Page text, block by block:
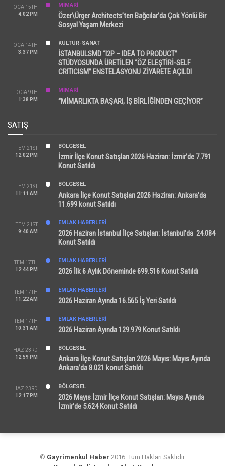
OCA 15TH
4:02 PM
MİMARİ
Özer\Ürger Architects’ten Bağcılar’da Çok Yönlü Bir
Sosyal Yaşam Merkezi
OCA 14TH
3:37 PM
KÜLTÜR-SANAT
İSTANBULSMD “I2P – IDEA TO PRODUCT”
STÜDYOSUNDA ÜRETİLEN “ÖZ ELEŞTİRİ-SELF
CRITICISM” ENSTELASYONU ZİYARETE AÇILDI
OCA 9TH
1:38 PM
MİMARİ
“MİMARLIKTA BAŞARI, İŞ BİRLİĞİNDEN GEÇİYOR”
SATIŞ
TEM 21ST
12:02 PM
BÖLGESEL
İzmir İlçe Konut Satışları 2026 Haziran: İzmir’de 7.791
Konut Satıldı
TEM 21ST
11:11 AM
BÖLGESEL
Ankara İlçe Konut Satışları 2026 Haziran: Ankara’da
11.699 konut Satıldı
TEM 21ST
9:40 AM
EMLAK HABERLERI
2026 Haziran İstanbul İlçe Satışları: İstanbul’da 24.084
Konut Satıldı
TEM 17TH
12:44 PM
EMLAK HABERLERI
2026 İlk 6 Aylık Döneminde 699.516 Konut Satıldı
TEM 17TH
11:22 AM
EMLAK HABERLERI
2026 Haziran Ayında 16.565 İş Yeri Satıldı
TEM 17TH
10:31 AM
EMLAK HABERLERI
2026 Haziran Ayında 129.979 Konut Satıldı
HAZ 23RD
12:59 PM
BÖLGESEL
Ankara İlçe Konut Satışları 2026 Mayıs: Mayıs Ayında
Ankara’da 8.021 konut Satıldı
HAZ 23RD
12:17 PM
BÖLGESEL
2026 Mayıs İzmir İlçe Konut Satışları: Mayıs Ayında
İzmir’de 5.624 Konut Satıldı
© Gayrimenkul Haber 2016. Tüm Hakları Saklıdır.